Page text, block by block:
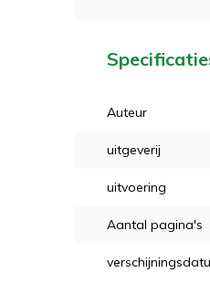
Auteur
uitgeverij
uitvoering
Aantal pagina's